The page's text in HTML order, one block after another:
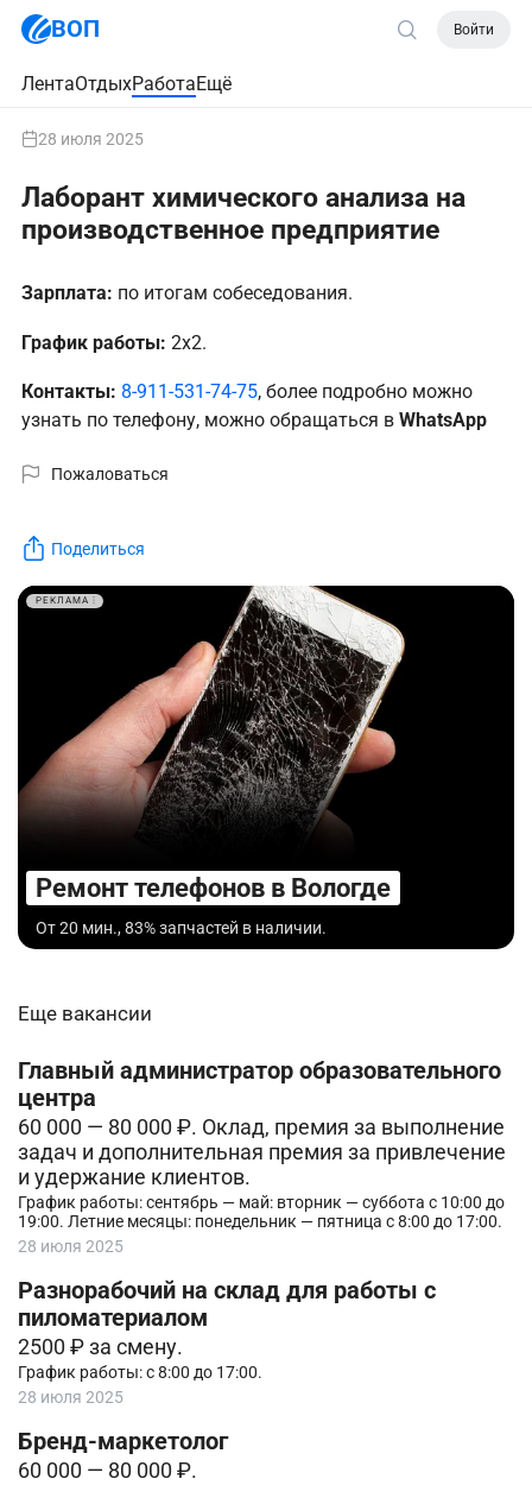
ВОП Войти
ЛентаОтдыхРаботаЕщё
28 июля 2025
Лаборант химического анализа на
производственное предприятие
Зарплата: по итогам собеседования.
График работы: 2х2.
Контакты: 8-911-531-74-75, более подробно можно
узнать по телефону, можно обращаться в WhatsApp
Пожаловаться
Поделиться
РЕКЛАМА
Ремонт телефонов в Вологде
От 20 мин., 83% запчастей в наличии.
Еще вакансии
Главный администратор образовательного
центра
60 000 — 80 000 ₽. Оклад, премия за выполнение
задач и дополнительная премия за привлечение
и удержание клиентов.
График работы: сентябрь — май: вторник — суббота с 10:00 до
19:00. Летние месяцы: понедельник — пятница с 8:00 до 17:00.
28 июля 2025
Разнорабочий на склад для работы с
пиломатериалом
2500 ₽ за смену.
График работы: с 8:00 до 17:00.
28 июля 2025
Бренд-маркетолог
60 000 — 80 000 ₽.